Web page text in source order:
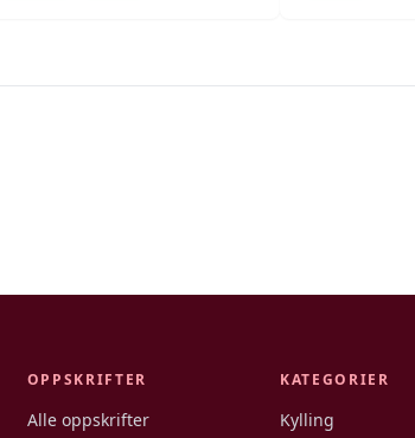
OPPSKRIFTER
Alle oppskrifter
KATEGORIER
Kylling